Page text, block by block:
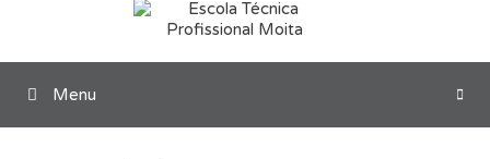
Pesquisar
Menu